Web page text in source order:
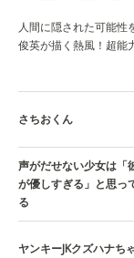
人間に隠された可能性
俊英が描く熱風！超能
さちおくん
声がだせない少女は「
が優しすぎる」と思っ
る
ヤンキーJKクズハナち